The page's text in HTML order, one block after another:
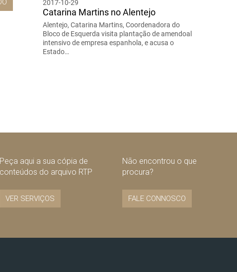
2017-10-29
Catarina Martins no Alentejo
Alentejo, Catarina Martins, Coordenadora do
Bloco de Esquerda visita plantação de amendoal
intensivo de empresa espanhola, e acusa o
Estado…
Peça aqui a sua cópia de
conteúdos do arquivo RTP
VER SERVIÇOS
Não encontrou o que
procura?
FALE CONNOSCO